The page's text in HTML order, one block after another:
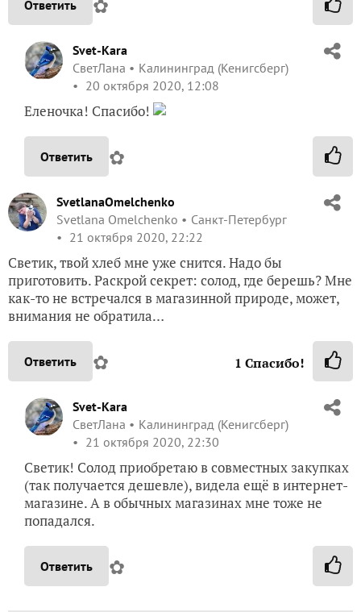
Ответить ✿
Svet-Kara
СветЛана
Калининград (Кенигсберг)
20 октября 2020, 12:08
Еленочка! Спасибо!
Ответить ✿
SvetlanaOmelchenko
Svetlana Omelchenko
Санкт-Петербург
21 октября 2020, 22:22
Светик, твой хлеб мне уже снится. Надо бы
приготовить. Раскрой секрет: солод, где берешь? Мне
как-то не встречался в магазинной природе, может,
внимания не обратила…
Ответить ✿ 1 Спасибо!
Svet-Kara
СветЛана
Калининград (Кенигсберг)
21 октября 2020, 22:30
Светик! Солод приобретаю в совместных закупках
(так получается дешевле), видела ещё в интернет-
магазине. А в обычных магазинах мне тоже не
попадался.
Ответить ✿